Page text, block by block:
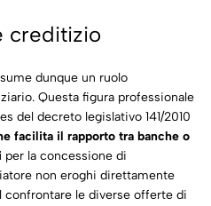
creditizio
dunque un ruolo
Questa figura professionale
del decreto legislativo 141/2010
facilita il rapporto tra banche o
per la concessione di
non eroghi direttamente
confrontare le diverse offerte di